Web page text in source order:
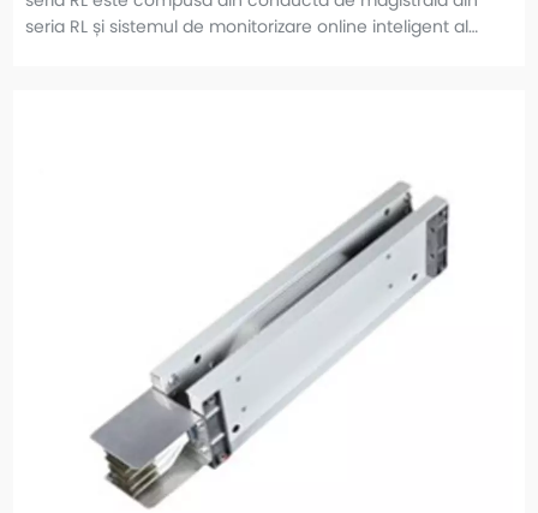
seria RL și sistemul de monitorizare online inteligent al